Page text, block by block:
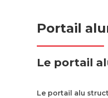
Portail
Le portail
Le portail alu